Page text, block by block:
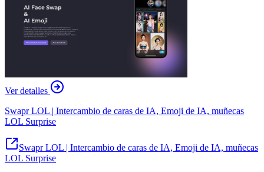
Ver detalles
Swapr LOL | Intercambio de caras de IA, Emoji de IA, muñecas
LOL Surprise
Swapr LOL | Intercambio de caras de IA, Emoji de IA, muñecas
LOL Surprise